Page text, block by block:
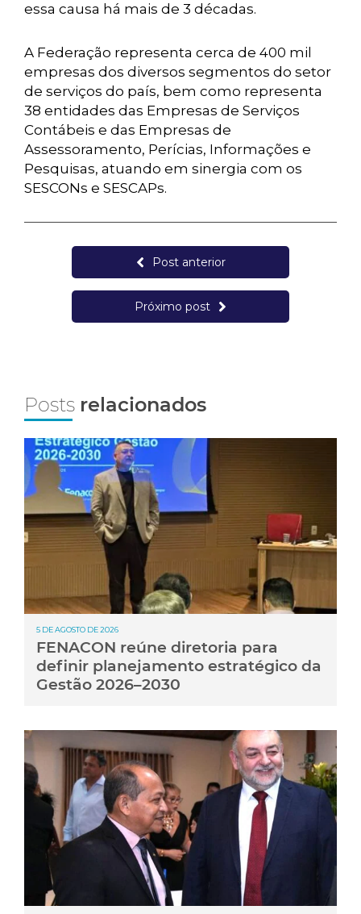
essa causa há mais de 3 décadas.
A Federação representa cerca de 400 mil
empresas dos diversos segmentos do setor
de serviços do país, bem como representa
38 entidades das Empresas de Serviços
Contábeis e das Empresas de
Assessoramento, Perícias, Informações e
Pesquisas, atuando em sinergia com os
SESCONs e SESCAPs.
Post anterior
Próximo post
Posts relacionados
5 DE AGOSTO DE 2026
FENACON reúne diretoria para
definir planejamento estratégico da
Gestão 2026–2030